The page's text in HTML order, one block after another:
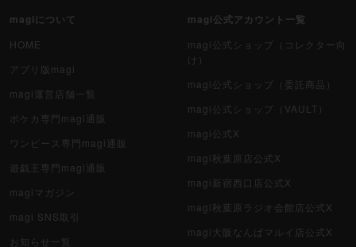
magiについて
HOME
アプリ版magi
magi運営店舗一覧
ポケカ専門magi通販
ワンピース専門magi通販
遊戯王専門magi通販
magiマガジン
magi SNS取引
お知らせ一覧
magi公式アカウント一覧
magi公式ショップ（コレクター向
け）
magi公式ショップ（委託商品）
magi公式ショップ（VAULT）
magi公式X
magi秋葉原店公式X
magi新宿西口店公式X
magi秋葉原ラジオ会館店公式X
magi大阪なんばマルイ店公式X